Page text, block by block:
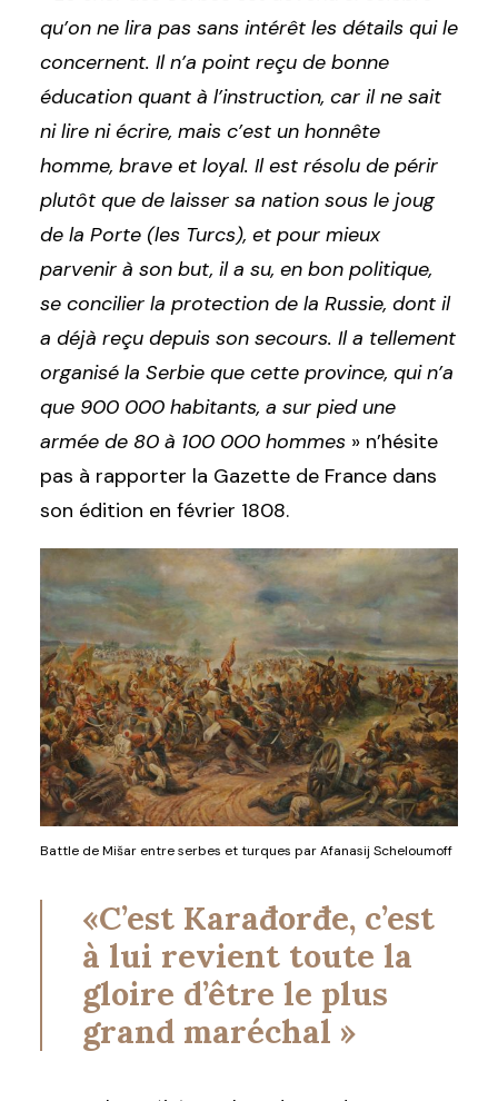
qu’on ne lira pas sans intérêt les détails qui le
concernent. Il n’a point reçu de bonne
éducation quant à l’instruction, car il ne sait
ni lire ni écrire, mais c’est un honnête
homme, brave et loyal. Il est résolu de périr
plutôt que de laisser sa nation sous le joug
de la Porte (les Turcs), et pour mieux
parvenir à son but, il a su, en bon politique,
se concilier la protection de la Russie, dont il
a déjà reçu depuis son secours. Il a tellement
organisé la Serbie que cette province, qui n’a
que 900 000 habitants, a sur pied une
armée de 80 à 100 000 hommes » n’hésite
pas à rapporter la Gazette de France dans
son édition en février 1808.
Battle de Mišar entre serbes et turques par Afanasij Scheloumoff
«C’est Karađorđe, c’est
à lui revient toute la
gloire d’être le plus
grand maréchal »